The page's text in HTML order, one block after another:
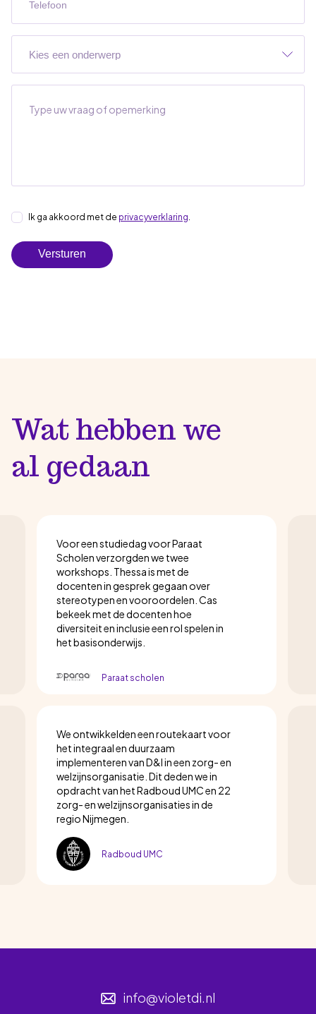
(Vereist)
(Vereist)
Instemming
Ik ga akkoord met de privacyverklaring.
Wat hebben we
al gedaan
Voor een studiedag voor Paraat
Scholen verzorgden we twee
workshops. Thessa is met de
docenten in gesprek gegaan over
stereotypen en vooroordelen. Cas
bekeek met de docenten hoe
diversiteit en inclusie een rol spelen in
het basisonderwijs.
Paraat scholen
We ontwikkelden een routekaart voor
het integraal en duurzaam
implementeren van D&I in een zorg- en
welzijnsorganisatie. Dit deden we in
opdracht van het Radboud UMC en 22
zorg- en welzijnsorganisaties in de
regio Nijmegen.
Radboud UMC
info@violetdi.nl